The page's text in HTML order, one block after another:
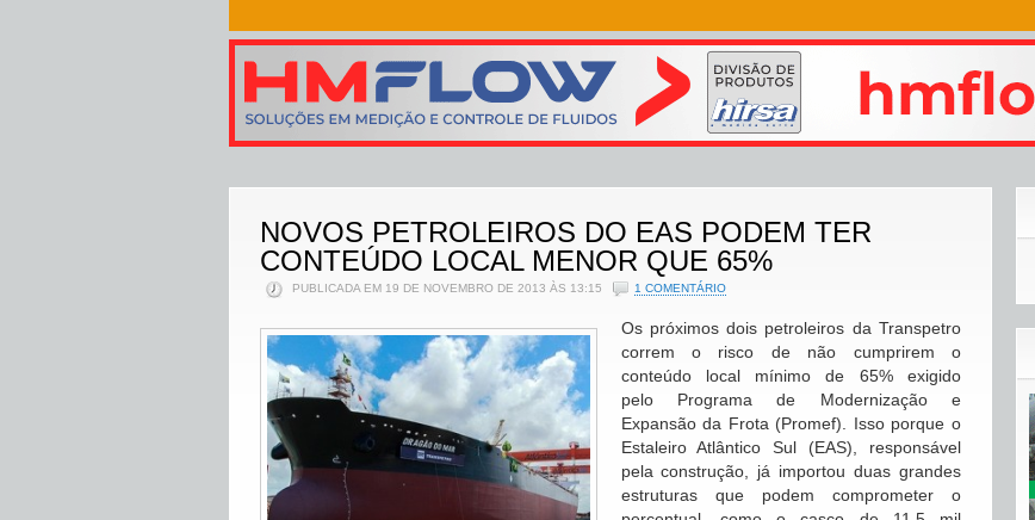
NOVOS PETROLEIROS DO EAS PODEM TER
CONTEÚDO LOCAL MENOR QUE 65%
PUBLICADA EM 19 DE NOVEMBRO DE 2013 ÀS 13:15 1 COMENTÁRIO
Os próximos dois petroleiros da Transpetro
correm o risco de não cumprirem o
conteúdo local mínimo de 65% exigido
pelo Programa de Modernização e
Expansão da Frota (Promef). Isso porque o
Estaleiro Atlântico Sul (EAS), responsável
pela construção, já importou duas grandes
estruturas que podem comprometer o